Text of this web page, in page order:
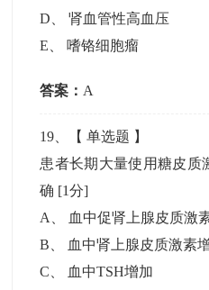
D 、肾血管性高血压
E
嗜铬细胞瘤
答案： A
19 、【单选题 】
患者长期大量使用糖皮质
确 [1分]
A
血中促肾上腺皮质激
B
血中肾上腺皮质激素
C
血中TSH增加